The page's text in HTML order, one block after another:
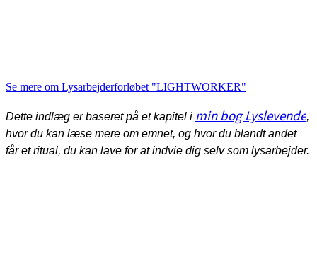
Se mere om Lysarbejderforløbet "LIGHTWORKER"
Dette indlæg er baseret på et kapitel i min bog Lyslevende,
hvor du kan læse mere om emnet, og hvor du blandt andet
får et ritual, du kan lave for at indvie dig selv som lysarbejder.